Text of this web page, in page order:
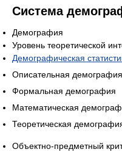
Система
Демография
Уровень теоретической
Демографическая
Описательная демография
Формальная демография
Математическая
Теоретическая
Объектно-предметный